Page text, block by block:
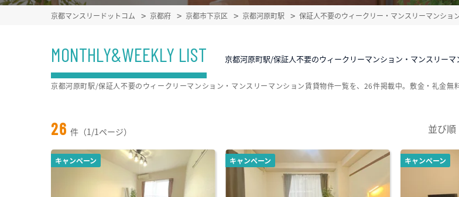
京都マンスリードットコム 京都府 京都市下京区 京都河原町駅 保証人不要のウィークリー・マンスリーマンショ
MONTHLY&WEEKLY LIST 京都河原町駅/保証人不要のウィークリーマンション・マンスリー
26 件（1/1ページ） 並び順
キャンペーン キャンペーン キャンペーン
京都河原町駅/保証人不要のウィークリーマンション・マンスリーマンション賃貸物件一覧を、26件掲載中。敷金・礼金無